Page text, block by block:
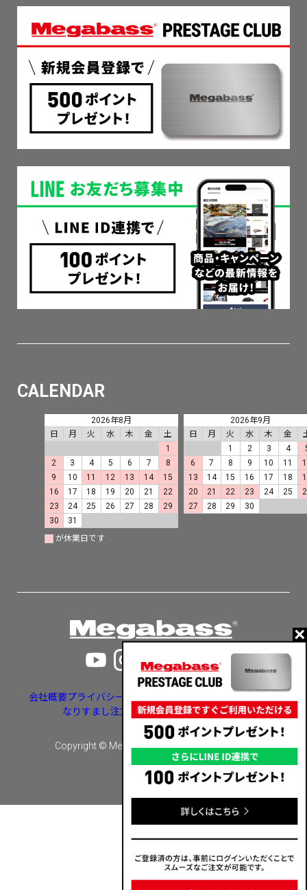
CALENDAR
2026年8月
日
月 火 水 木 金
土
1
2
3 4 5 6 7
8
9
10 11 12 13 14
15
16
17 18 19 20 21
22
23
24 25 26 27 28
29
30
31
2026年9月
日
月 火 水 木 金
1
2 3 4
6
7 8 9 10 11
13
14 15 16 17 18
20
21 22 23 24 25
27
28 29 30
が休業日です
会社概要プライバシーポリシー
なりすまし注文・いたずら注文等への対応
Copyright © Megabass inc. All rights reserved.